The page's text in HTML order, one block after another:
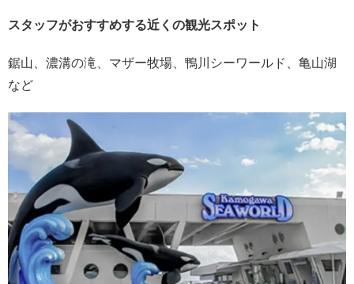
スタッフがおすすめする近くの観光スポット
鋸山、濃溝の滝、マザー牧場、鴨川シーワールド、亀山湖
など